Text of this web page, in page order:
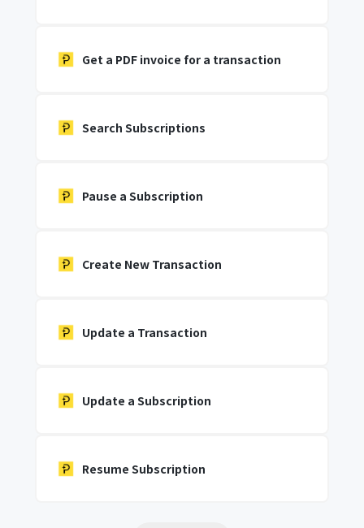
Get a PDF invoice for a transaction
Search Subscriptions
Pause a Subscription
Create New Transaction
Update a Transaction
Update a Subscription
Resume Subscription